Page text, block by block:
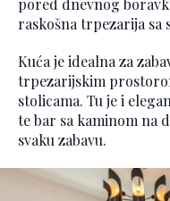
pored dnevnog
raskošna trpezarija sa
Kuća je idealna za
trpezarijskim
stolicama. Tu je i
te bar sa kaminom na
svaku zabavu.